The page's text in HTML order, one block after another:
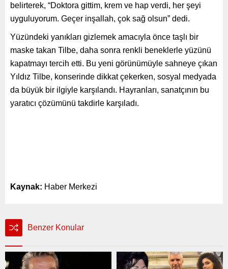
belirterek, “Doktora gittim, krem ve hap verdi, her şeyi
uyguluyorum. Geçer inşallah, çok sağ olsun” dedi.
Yüzündeki yanıkları gizlemek amacıyla önce taşlı bir
maske takan Tilbe, daha sonra renkli beneklerle yüzünü
kapatmayı tercih etti. Bu yeni görünümüyle sahneye çıkan
Yıldız Tilbe, konserinde dikkat çekerken, sosyal medyada
da büyük bir ilgiyle karşılandı. Hayranları, sanatçının bu
yaratıcı çözümünü takdirle karşıladı.
Kaynak: Haber Merkezi
Benzer Konular